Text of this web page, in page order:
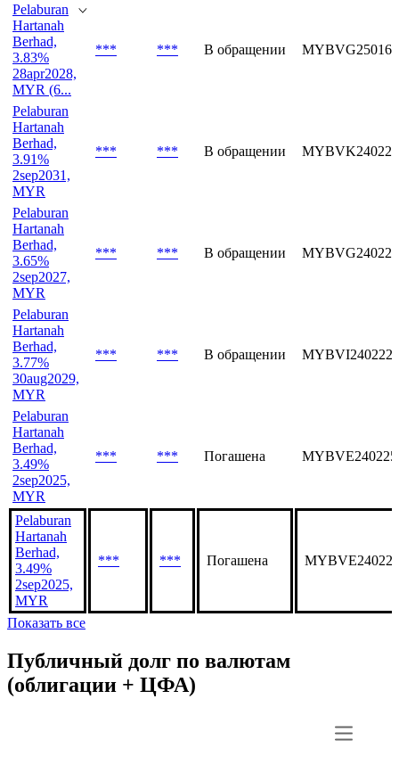
Pelaburan
Hartanah
Berhad,
3.83%
28apr2028,
MYR (6...
*** *** В обращении
Pelaburan
Hartanah
Berhad,
3.91%
2sep2031,
MYR
*** *** В обращении
Pelaburan
Hartanah
Berhad,
3.65%
2sep2027,
MYR
*** *** В обращении
Pelaburan
Hartanah
Berhad,
3.77%
30aug2029,
MYR
*** *** В обращении MYBVI2402227
Pelaburan
Hartanah
Berhad,
3.49%
2sep2025,
MYR
*** *** Погашена
Pelaburan
Hartanah
Berhad,
3.49%
2sep2025,
MYR
*** *** Погашена
Показать все
Публичный долг по валютам
(облигации + ЦФА)